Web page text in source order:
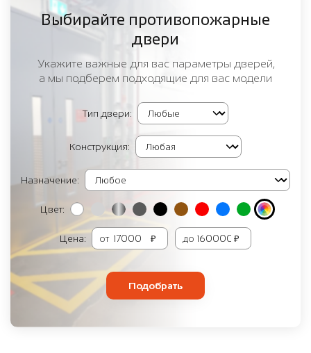
Выбирайте противопожарные
двери
Укажите важные для вас параметры дверей,
а мы подберем подходящие для вас модели
Тип двери:
Конструкция:
Назначение:
Цвет:
Цена: от ₽ до ₽
Подобрать